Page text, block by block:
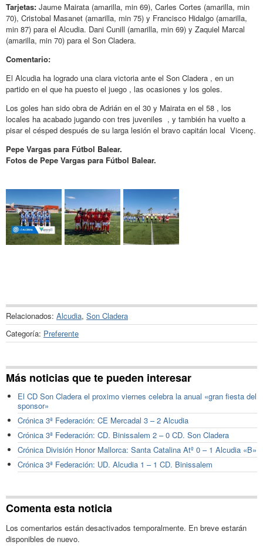
Tarjetas: Jaume Mairata (amarilla, min 69), Carles Cortes (amarilla, min
70), Cristobal Masanet (amarilla, min 75) y Francisco Hidalgo (amarilla,
min 87) para el Alcudia. Dani Cunill (amarilla, min 69) y Zaquiel Marcal
(amarilla, min 70) para el Son Cladera.
Comentario:
El Alcudia ha logrado una clara victoria ante el Son Cladera , en un
partido en el que ha puesto el juego , las ocasiones y los goles.
Los goles han sido obra de Adrián en el 30 y Mairata en el 58 , los
locales ha acabado jugando con tres juveniles , y también ha vuelto a
pisar el césped después de su larga lesión el bravo capitán local Vicenç.
Pepe Vargas para Fútbol Balear.
Fotos de Pepe Vargas para Fútbol Balear.
Relacionados: Alcudia, Son Cladera
Categoría: Preferente
Más noticias que te pueden interesar
El CD Son Cladera el proximo viernes celebra la anual «gran fiesta del
sponsor»
Crónica 3ª Federación: CE Mercadal 3 – 2 Alcudia
Crónica 3ª Federación: CD. Binissalem 2 – 0 CD. Son Cladera
Crónica División Honor Mallorca: Santa Catalina Atº 0 – 1 Alcudia «B»
Crónica 3ª Federación: UD. Alcudia 1 – 1 CD. Binissalem
Comenta esta noticia
Los comentarios están desactivados temporalmente. En breve estarán
disponibles de nuevo.